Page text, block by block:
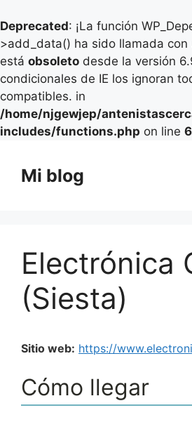
Deprecated: ¡La función
>add_data() ha sido llamada con
está obsoleto desde la versión
condicionales de IE los ignoran
compatibles. in
/home/njgewjep/
includes/functions.php on line
contenido
Mi blog
Electrónica
(Siesta)
Sitio web: https://
Cómo llegar